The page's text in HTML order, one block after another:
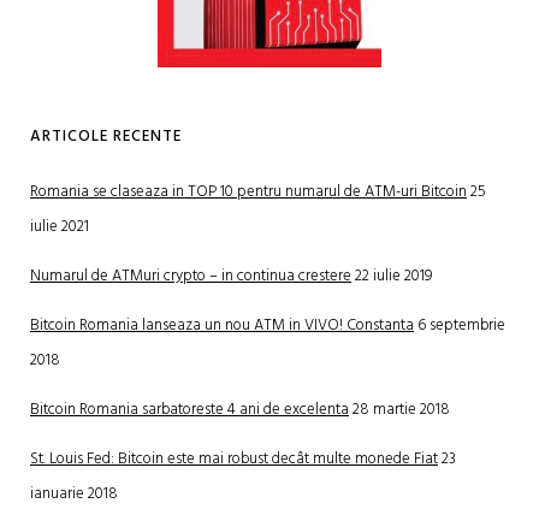
ARTICOLE RECENTE
Romania se claseaza in TOP 10 pentru numarul de ATM-uri Bitcoin25
iulie 2021
Numarul de ATMuri crypto – in continua crestere22 iulie 2019
Bitcoin Romania lanseaza un nou ATM in VIVO! Constanta6 septembrie
2018
Bitcoin Romania sarbatoreste 4 ani de excelenta28 martie 2018
St. Louis Fed: Bitcoin este mai robust decât multe monede Fiat23
ianuarie 2018